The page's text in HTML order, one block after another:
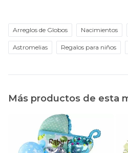
Arreglos de Globos Nacimientos
Astromelias Regalos para niños
Más productos de esta